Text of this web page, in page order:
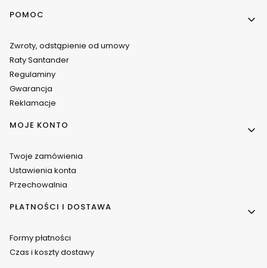
Linki w stopce
POMOC
Zwroty, odstąpienie od umowy
Raty Santander
Regulaminy
Gwarancja
Reklamacje
MOJE KONTO
Twoje zamówienia
Ustawienia konta
Przechowalnia
PŁATNOŚCI I DOSTAWA
Formy płatności
Czas i koszty dostawy